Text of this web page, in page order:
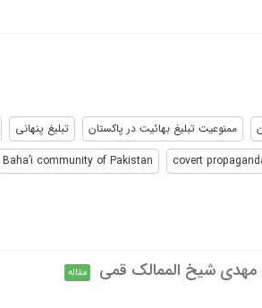
ممنوعیت تبلیغ بهائیت در پاکستان تبلیغ پنهانی
covert
Baha’i community of Pakistan
شیخ الممالک قمی مقاله